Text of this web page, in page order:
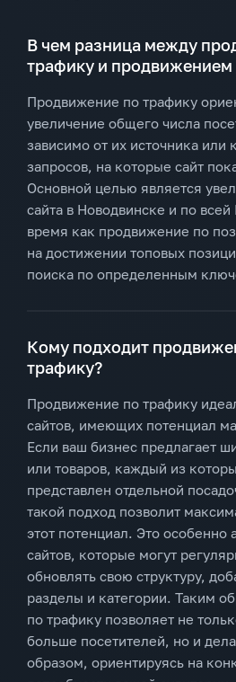
В чем разница между
трафику и
Продвижение по трафику
увеличение общего числа
зависимо от их источника или
запросов, на которые сайт
Основной целью является
сайта в Новодвинске и по
время как продвижение по
на достижении топовых
поиска по определенным
Кому подходит
трафику?
Продвижение по трафику
сайтов, имеющих потенциал
Если ваш бизнес предлагает
или товаров, каждый из
представлен отдельной
такой подход позволит
этот потенциал. Это особенно
сайтов, которые могут
обновлять свою структуру,
разделы и категории. Таким
по трафику позволяет не
больше посетителей, но и
образом, ориентируясь на